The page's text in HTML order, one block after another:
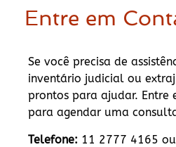
Entre em
Se você precisa de
inventário judicial ou
prontos para ajudar. Entre
para agendar uma
Telefone: 11 2777 4165